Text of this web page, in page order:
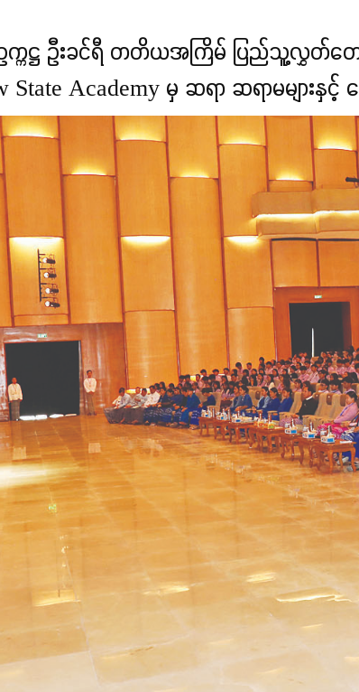
ကဋ္ဌ ဦးခင်ရီ တတိယအကြိမ် ပြည်သူ့လွှတ်တ
Academy မှ ဆရာ ဆရာမများနှင့် က